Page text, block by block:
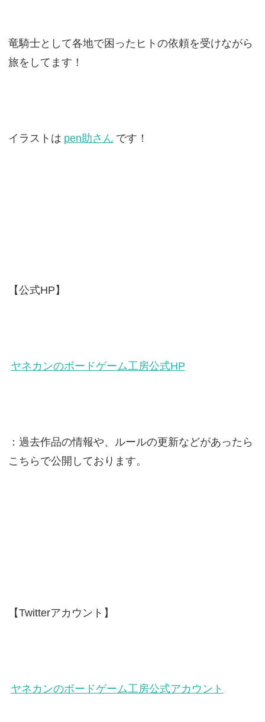
竜騎士として各地で困ったヒトの依頼を受けながら
旅をしてます！
イラストは pen助さん です！
【公式HP】
ヤネカンのボードゲーム工房公式HP
：過去作品の情報や、ルールの更新などがあったら
こちらで公開しております。
【Twitterアカウント】
ヤネカンのボードゲーム工房公式アカウント